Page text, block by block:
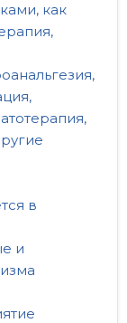
как
в
и